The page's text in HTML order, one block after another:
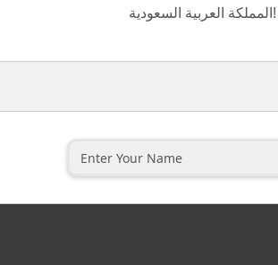
المملكة العربية السعودية!